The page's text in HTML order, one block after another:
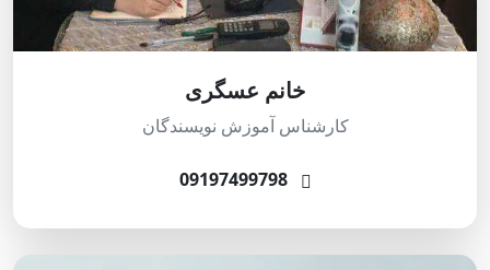
خانم عسگری
کارشناس آموزش نویسندگان
09197499798